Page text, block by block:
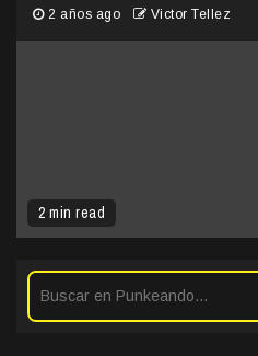
2 min read
2 años ago Victor Tellez